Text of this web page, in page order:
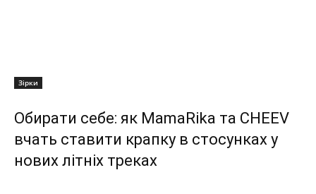
Зірки
Обирати себе: як MamaRika та CHEEV
вчать ставити крапку в стосунках у
нових літніх треках